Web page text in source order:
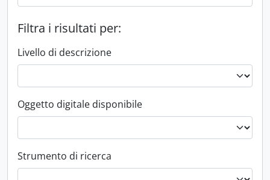
Filtra i risultati per:
Livello di descrizione
Oggetto digitale disponibile
Strumento di ricerca